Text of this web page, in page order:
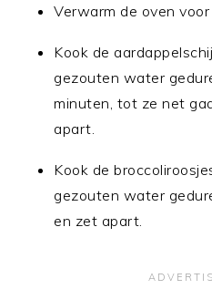
Verwarm de oven voor
Kook de
gezouten water
minuten, tot ze net
apart.
Kook de
gezouten water
en zet apart.